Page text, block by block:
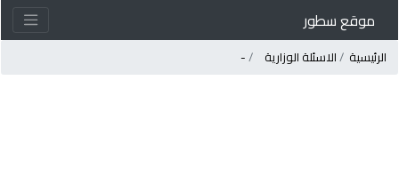
موقع سطور
الرئيسية الاسئلة الوزارية -